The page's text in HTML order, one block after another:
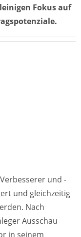
Fokus auf
und -
und gleichzeitig
Nach
Ausschau
in seinem